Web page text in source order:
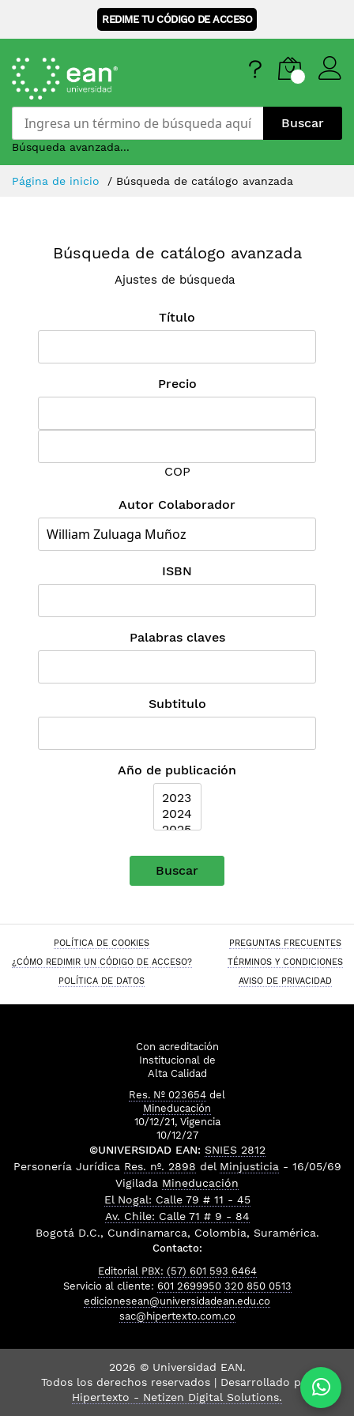
REDIME TU CÓDIGO DE ACCESO
Buscar
Búsqueda avanzada...
Skip
Página de inicio Búsqueda de catálogo avanzada
Búsqueda de catálogo avanzada
Ajustes de búsqueda
Título
Precio
COP
Autor Colaborador
ISBN
Palabras claves
Subtitulo
Año de publicación
Buscar
POLÍTICA DE COOKIES
PREGUNTAS FRECUENTES
¿CÓMO REDIMIR UN CÓDIGO DE ACCESO?
TÉRMINOS Y CONDICIONES
POLÍTICA DE DATOS
AVISO DE PRIVACIDAD
Con acreditación
Institucional de
Alta Calidad
Res. Nº 023654 del
Mineducación
10/12/21, Vigencia
10/12/27
©UNIVERSIDAD EAN: SNIES 2812
Personería Jurídica Res. nº. 2898 del Minjusticia - 16/05/69
Vigilada Mineducación
El Nogal: Calle 79 # 11 - 45
Av. Chile: Calle 71 # 9 - 84
Bogotá D.C., Cundinamarca, Colombia, Suramérica.
Contacto:
Editorial PBX: (57) 601 593 6464
Servicio al cliente: 601 2699950 320 850 0513
edicionesean@universidadean.edu.co
sac@hipertexto.com.co
2026 © Universidad EAN.
Todos los derechos reservados | Desarrollado por
Hipertexto - Netizen Digital Solutions.